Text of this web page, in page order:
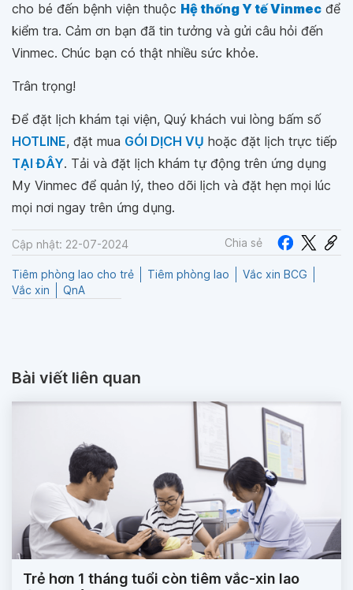
cho bé đến bệnh viện thuộc Hệ thống Y tế Vinmec để
kiểm tra. Cảm ơn bạn đã tin tưởng và gửi câu hỏi đến
Vinmec. Chúc bạn có thật nhiều sức khỏe.
Trân trọng!
Để đặt lịch khám tại viện, Quý khách vui lòng bấm số
HOTLINE, đặt mua GÓI DỊCH VỤ hoặc đặt lịch trực tiếp
TẠI ĐÂY. Tải và đặt lịch khám tự động trên ứng dụng
My Vinmec để quản lý, theo dõi lịch và đặt hẹn mọi lúc
mọi nơi ngay trên ứng dụng.
Cập nhật: 22-07-2024 Chia sẻ
Tiêm phòng lao cho trẻ Tiêm phòng lao
Vắc xin BCG
Vắc xin
QnA
Bài viết liên quan
Trẻ hơn 1 tháng tuổi còn tiêm vắc-xin lao